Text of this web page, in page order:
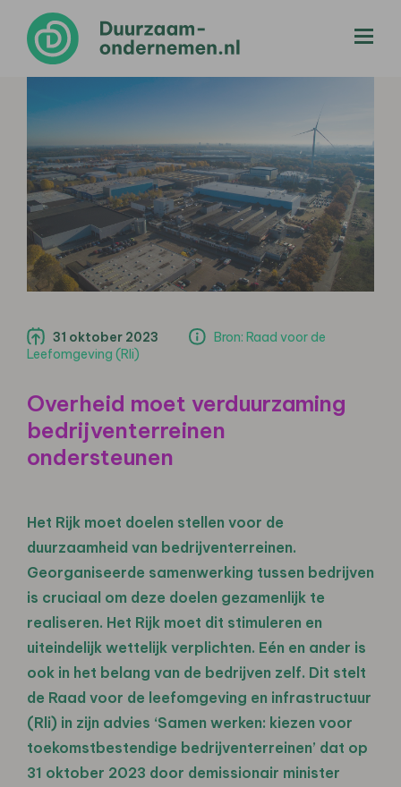
31 oktober 2023
Bron: Raad voor de
Leefomgeving (Rli)
Overheid moet verduurzaming
bedrijventerreinen
ondersteunen
Het Rijk moet doelen stellen voor de
duurzaamheid van bedrijventerreinen.
Georganiseerde samenwerking tussen bedrijven
is cruciaal om deze doelen gezamenlijk te
realiseren. Het Rijk moet dit stimuleren en
uiteindelijk wettelijk verplichten. Eén en ander is
ook in het belang van de bedrijven zelf. Dit stelt
de Raad voor de leefomgeving en infrastructuur
(Rli) in zijn advies ‘Samen werken: kiezen voor
toekomstbestendige bedrijventerreinen’ dat op
31 oktober 2023 door demissionair minister